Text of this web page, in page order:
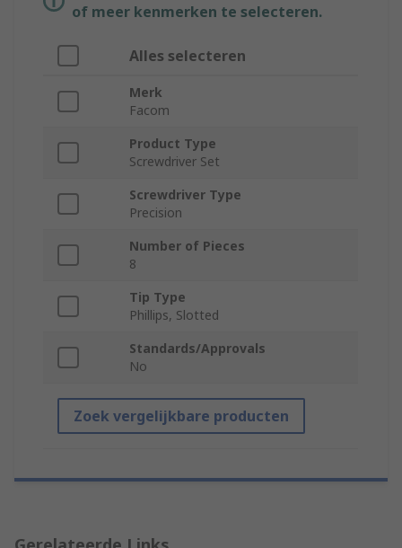
of meer kenmerken te selecteren.
Alles selecteren
Merk
Facom
Product Type
Screwdriver Set
Screwdriver Type
Precision
Number of Pieces
8
Tip Type
Phillips, Slotted
Standards/Approvals
No
Zoek vergelijkbare producten